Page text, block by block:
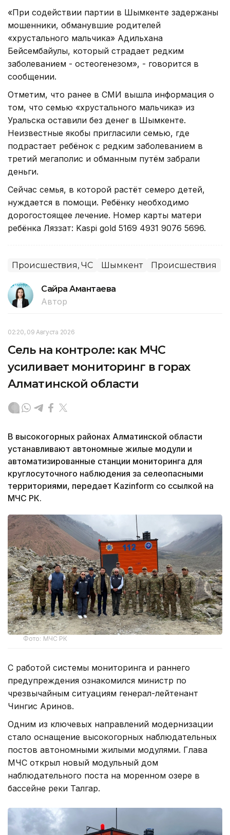
«При содействии партии в Шымкенте задержаны
мошенники, обманувшие родителей
«хрустального мальчика» Адильхана
Бейсембайулы, который страдает редким
заболеванием - остеогенезом», - говорится в
сообщении.
Отметим, что ранее в СМИ вышла информация о
том, что семью «хрустального мальчика» из
Уральска оставили без денег в Шымкенте.
Неизвестные якобы пригласили семью, где
подрастает ребёнок с редким заболеванием в
третий мегаполис и обманным путём забрали
деньги.
Сейчас семья, в которой растёт семеро детей,
нуждается в помощи. Ребёнку необходимо
дорогостоящее лечение. Номер карты матери
ребёнка Ляззат: Kaspi gold 5169 4931 9076 5696.
Происшествия, ЧС Шымкент Происшествия
Сайра Амантаева
Автор
02:20, 09 Августа 2026
Сель на контроле: как МЧС
усиливает мониторинг в горах
Алматинской области
В высокогорных районах Алматинской области
устанавливают автономные жилые модули и
автоматизированные станции мониторинга для
круглосуточного наблюдения за селеопасными
территориями, передает Kazinform со ссылкой на
МЧС РК.
Фото: МЧС РК
С работой системы мониторинга и раннего
предупреждения ознакомился министр по
чрезвычайным ситуациям генерал-лейтенант
Чингис Аринов.
Одним из ключевых направлений модернизации
стало оснащение высокогорных наблюдательных
постов автономными жилыми модулями. Глава
МЧС открыл новый модульный дом
наблюдательного поста на моренном озере в
бассейне реки Талгар.